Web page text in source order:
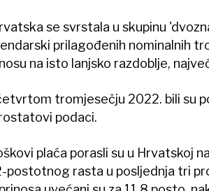
se svrstala u skupinu
prilagođenih nominalnih
na isto lanjsko razdoblje,
tromjesečju 2022. bili su
podaci.
plaća porasli su u Hrvatskoj
postotnog rasta u posljednja tri